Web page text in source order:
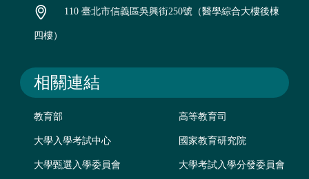
110 臺北市信義區吳興街250號（醫學綜合大樓後棟
四樓）
相關連結
教育部 高等教育司
大學入學考試中心 國家教育研究院
大學甄選入學委員會 大學考試入學分發委員會